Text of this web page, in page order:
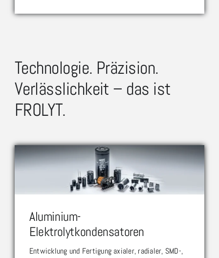
Technologie. Präzision.
Verlässlichkeit – das ist
FROLYT.
Aluminium-
Elektrolytkondensatoren
Entwicklung und Fertigung axialer, radialer, SMD-,